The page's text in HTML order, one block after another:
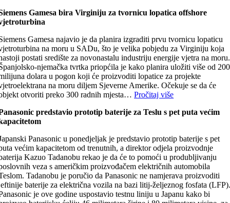
Gamesa bira Virginiju za tvornicu lopatica offshore
Gamesa najavio je da planira izgraditi prvu tvornicu lopaticu
na moru u SADu, što je velika pobjedu za Virginiju koja
postati središte za novonastalu industriju energije vjetra na moru.
njemačka tvrtka ​​priopćila je kako planira uložiti više od 200
dolara u pogon koji će proizvoditi lopatice za projekte
na moru diljem Sjeverne Amerike. Očekuje se da će
otvoriti preko 300 radnih mjesta…Pročitaj više
predstavio prototip baterije za Teslu s pet puta većim
Panasonic u ponedjeljak je predstavio prototip baterije s pet
većim kapacitetom od trenutnih, a direktor odjela proizvodnje
Kazuo Tadanobu rekao je da će to pomoći u produbljivanju
veza s američkim proizvođačem električnih automobila
Tadanobu je poručio da Panasonic ne namjerava proizvoditi
baterije za električna vozila na bazi litij-željeznog fosfata
je ove godine uspostavio testnu liniju u Japanu kako bi